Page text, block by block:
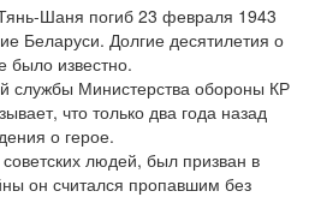
Шаня погиб 23 февраля 1943
Беларуси. Долгие десятилетия о
было известно.
службы Министерства обороны КР
что только два года назад
о герое.
людей, был призван в
он считался пропавшим без